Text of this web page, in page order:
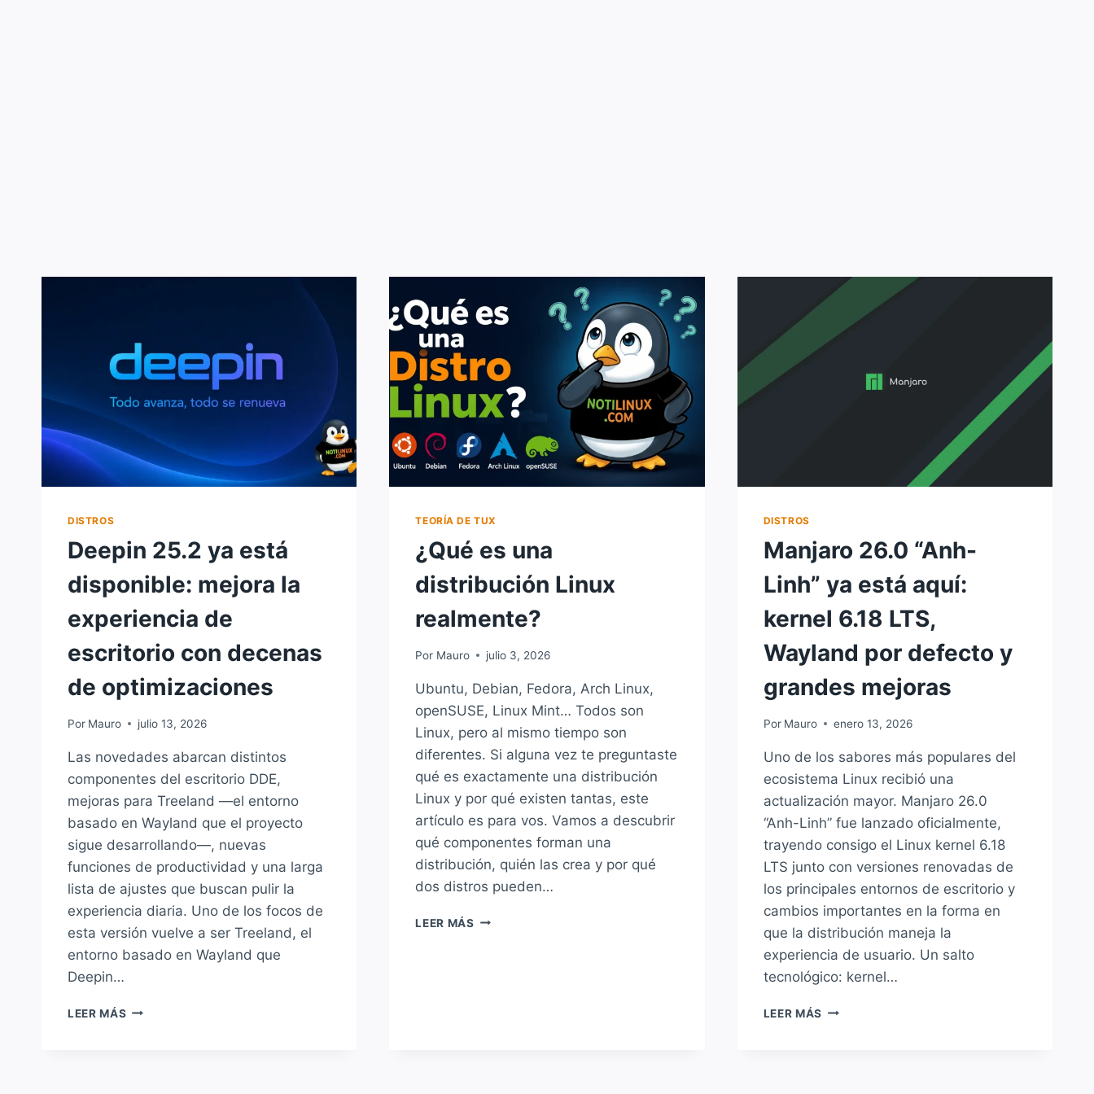
DISTROS
Deepin 25.2 ya está
disponible: mejora la
experiencia de
escritorio con decenas
de optimizaciones
Por Mauro julio 13, 2026
Las novedades abarcan distintos
componentes del escritorio DDE,
mejoras para Treeland —el entorno
basado en Wayland que el proyecto
sigue desarrollando—, nuevas
funciones de productividad y una larga
lista de ajustes que buscan pulir la
experiencia diaria. Uno de los focos de
esta versión vuelve a ser Treeland, el
entorno basado en Wayland que
Deepin…
LEER MÁS DEEPIN
TEORÍA DE TUX
¿Qué es una
distribución Linux
realmente?
Por Mauro julio 3, 2026
Ubuntu, Debian, Fedora, Arch Linux,
openSUSE, Linux Mint… Todos son
Linux, pero al mismo tiempo son
diferentes. Si alguna vez te preguntaste
qué es exactamente una distribución
Linux y por qué existen tantas, este
artículo es para vos. Vamos a descubrir
qué componentes forman una
distribución, quién las crea y por qué
dos distros pueden…
LEER MÁS ¿QUÉ
DISTROS
Manjaro 26.0 “Anh-
Linh” ya está aquí:
kernel 6.18 LTS,
Wayland por defecto y
grandes mejoras
Por Mauro enero 13, 2026
Uno de los sabores más populares del
ecosistema Linux recibió una
actualización mayor. Manjaro 26.0
“Anh-Linh” fue lanzado oficialmente,
trayendo consigo el Linux kernel 6.18
LTS junto con versiones renovadas de
los principales entornos de escritorio y
cambios importantes en la forma en
que la distribución maneja la
experiencia de usuario. Un salto
tecnológico: kernel…
LEER MÁS MANJARO